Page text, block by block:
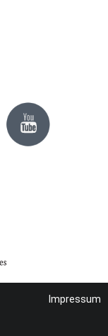
Impressum